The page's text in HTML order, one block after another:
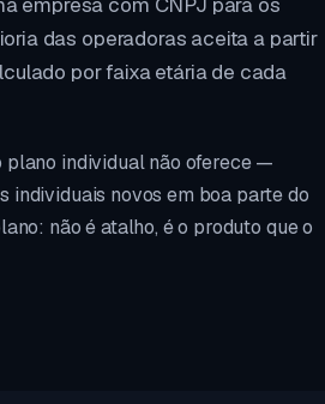
das operadoras aceita a partir
por faixa etária de cada
plano individual não oferece —
individuais novos em boa parte do
não é atalho, é o produto que o